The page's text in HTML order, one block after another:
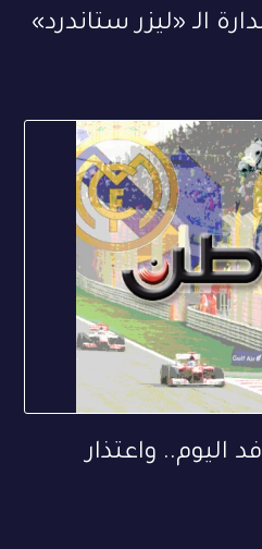
الـ «ليزر ستاندرد»
اليوم.. واعتذار